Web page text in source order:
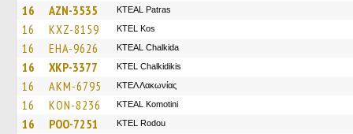
16 AZN-3535 KTEAL Patras
16 KXZ-8159 KTEL Kos
16 EHA-9626 KTEAL Chalkida
16 XKP-3377 ΚΤΕL Chalkidikis
16 AKM-6795 ΚΤΕΛ Λακωνίας
16 KON-8236 KTEAL Komotini
16 POO-7251 ΚΤΕL Rodou